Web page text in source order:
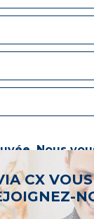
Nous
ou à
CX